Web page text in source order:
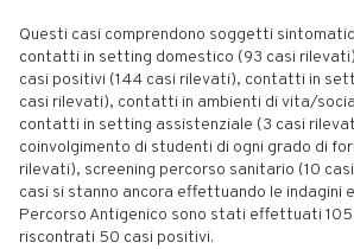
Questi casi comprendono soggetti
contatti in setting domestico (93 casi
casi positivi (144 casi rilevati), contatti in
casi rilevati), contatti in ambienti di vita/
contatti in setting assistenziale (3 casi
coinvolgimento di studenti di ogni grado di
rilevati), screening percorso sanitario (10
casi si stanno ancora effettuando le indagini
Percorso Antigenico sono stati effettuati
riscontrati 50 casi positivi.